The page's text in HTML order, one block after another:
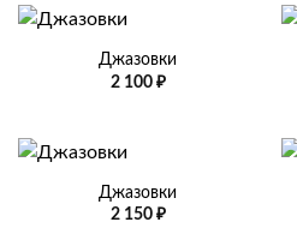
Джазовки
2 100 ₽
Джазовки
2 150 ₽